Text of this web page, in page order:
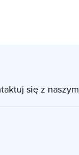
się z naszym